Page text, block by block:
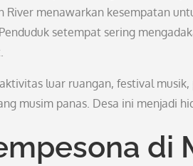
River menawarkan kesempatan
setempat sering
luar ruangan, festival
musim panas. Desa ini menjadi
di